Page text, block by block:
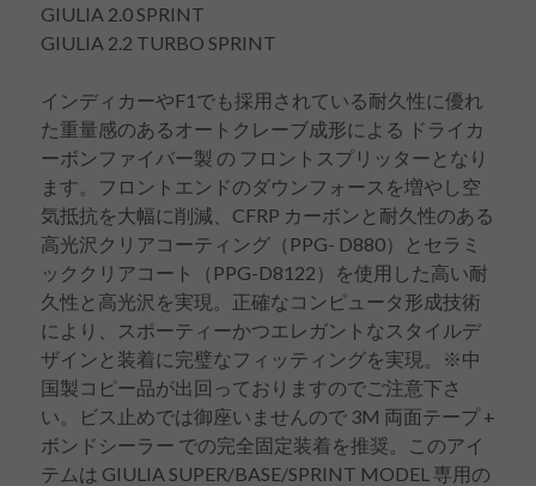
GIULIA 2.0 SPRINT
GIULIA 2.2 TURBO SPRINT
インディカーやF1でも採用されている耐久性に優れ
た重量感のあるオートクレーブ成形による ドライカ
ーボンファイバー製 の フロントスプリッターとなり
ます。フロントエンドのダウンフォースを増やし空
気抵抗を大幅に削減、CFRP カーボンと耐久性のある
高光沢クリアコーティング（PPG- D880）とセラミ
ッククリアコート（PPG-D8122）を使用した高い耐
久性と高光沢を実現。正確なコンピュータ形成技術
により、スポーティーかつエレガントなスタイルデ
ザインと装着に完璧なフィッティングを実現。※中
国製コピー品が出回っておりますのでご注意下さ
い。ビス止めでは御座いませんので 3M 両面テープ +
ボンドシーラー での完全固定装着を推奨。このアイ
テムは GIULIA SUPER/BASE/SPRINT MODEL 専用の